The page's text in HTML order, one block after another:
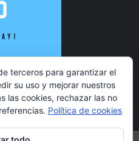
terceros para garantizar el
su uso y mejorar nuestros
las cookies, rechazar las no
Política de cookies